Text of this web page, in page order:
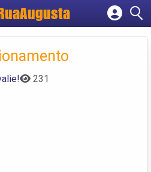
Cadastrar empresa
Criar conta
231